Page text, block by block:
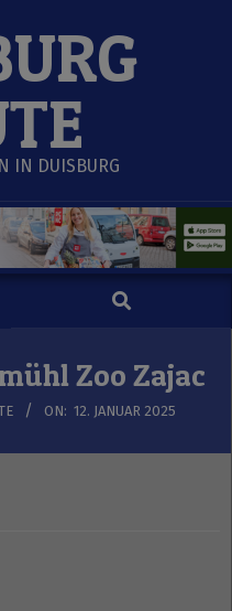
IN DUISBURG
Search
Zoo Zajac
ON: 12. JANUAR 2025